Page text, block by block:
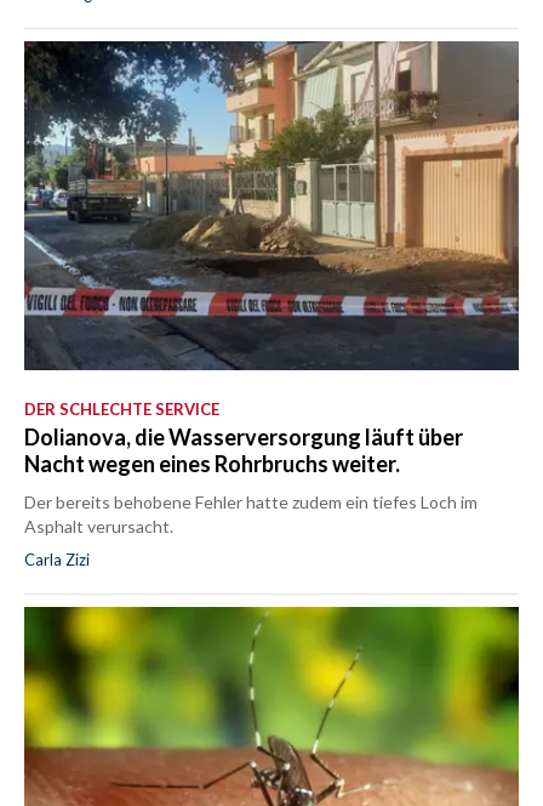
DER SCHLECHTE SERVICE
Dolianova, die Wasserversorgung läuft über
Nacht wegen eines Rohrbruchs weiter.
Der bereits behobene Fehler hatte zudem ein tiefes Loch im
Asphalt verursacht.
Carla Zizi